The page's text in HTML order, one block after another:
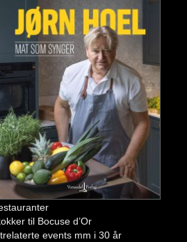
til Bocuse d’Or
events mm i 30 år